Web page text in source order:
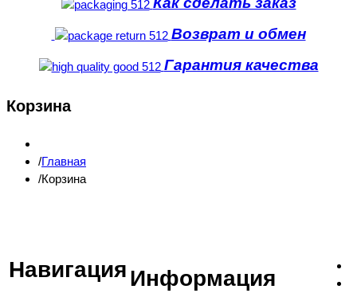
Возврат и обмен
Гарантия качества
Корзина
Главная
Корзина
НавигацияИнформация